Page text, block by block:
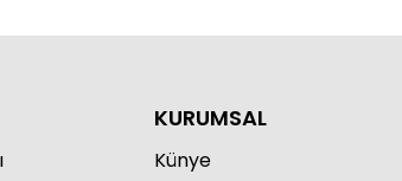
KURUMSAL
Künye